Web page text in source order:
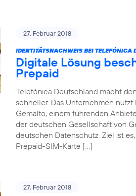
27. Februar 2018
IDENTITÄTSNACHWEIS BEI TELEFÓNICA
Digitale Lösung
Prepaid
Telefónica Deutschland macht
schneller. Das Unternehmen
Gemalto, einem führenden
der deutschen Gesellschaft von
deutschen Datenschutz. Ziel ist
Prepaid-SIM-Karte […]
27. Februar 2018